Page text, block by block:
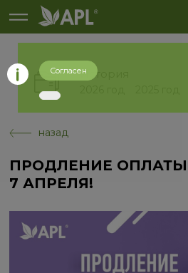
История
назад
ПРОДЛЕНИЕ
7 АПРЕЛЯ!
Согласен